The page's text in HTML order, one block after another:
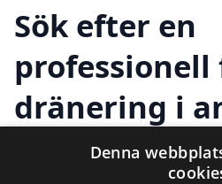
Sök efter en
professionell
dränering i
städer nära
Denna